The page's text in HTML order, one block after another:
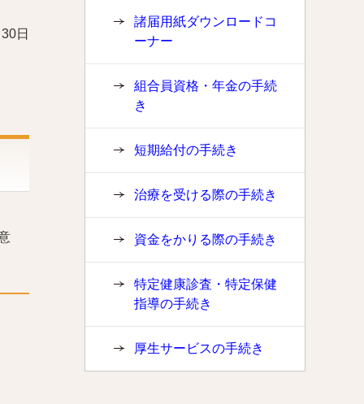
日
諸届用紙ダウンロードコ
ーナー
組合員資格・年金の手続
き
短期給付の手続き
治療を受ける際の手続き
資金をかりる際の手続き
特定健康診査・特定保健
指導の手続き
厚生サービスの手続き